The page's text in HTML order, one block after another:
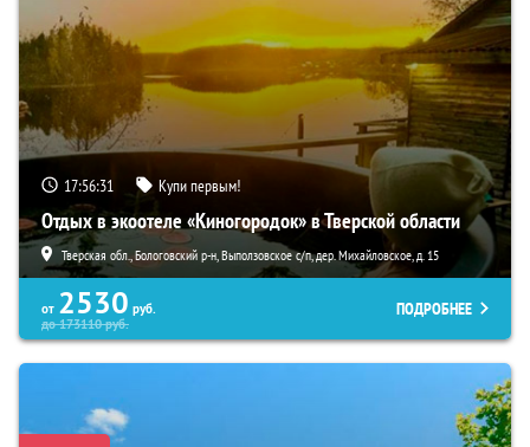
17:56:30 Купи первым!
Отдых в экоотеле «Киногородок» в Тверской области
Тверская обл., Бологовский р-н, Выползовское с/п, дер. Михайловское, д. 15
от 2530 руб.
до173110руб.
ПОДРОБНЕЕ